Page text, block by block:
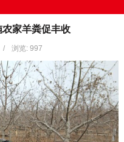
家羊粪促丰收
/ 浏览:997